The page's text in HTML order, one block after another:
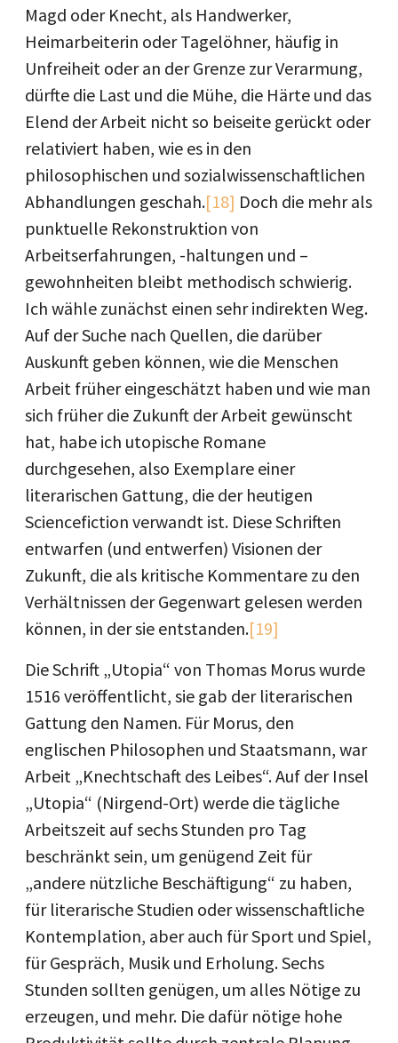
Magd oder Knecht, als Handwerker,
Heimarbeiterin oder Tagelöhner, häufig in
Unfreiheit oder an der Grenze zur Verarmung,
dürfte die Last und die Mühe, die Härte und das
Elend der Arbeit nicht so beiseite gerückt oder
relativiert haben, wie es in den
philosophischen und sozialwissenschaftlichen
Abhandlungen geschah.[18] Doch die mehr als
punktuelle Rekonstruktion von
Arbeitserfahrungen, -haltungen und –
gewohnheiten bleibt methodisch schwierig.
Ich wähle zunächst einen sehr indirekten Weg.
Auf der Suche nach Quellen, die darüber
Auskunft geben können, wie die Menschen
Arbeit früher eingeschätzt haben und wie man
sich früher die Zukunft der Arbeit gewünscht
hat, habe ich utopische Romane
durchgesehen, also Exemplare einer
literarischen Gattung, die der heutigen
Science­fiction verwandt ist. Diese Schriften
entwarfen (und entwerfen) Visionen der
Zukunft, die als kritische Kommentare zu den
Verhältnissen der Gegenwart gelesen werden
können, in der sie entstanden.[19]
Die Schrift „Utopia“ von Thomas Morus wurde
1516 veröffentlicht, sie gab der literarischen
Gattung den Namen. Für Morus, den
englischen Philosophen und Staatsmann, war
Arbeit „Knechtschaft des Leibes“. Auf der Insel
„Utopia“ (Nirgend-Ort) werde die tägliche
Arbeits­zeit auf sechs Stunden pro Tag
beschränkt sein, um genügend Zeit für
„andere nützliche Beschäftigung“ zu haben,
für literarische Studien oder wissenschaftliche
Kontemplation, aber auch für Sport und Spiel,
für Gespräch, Musik und Erholung. Sechs
Stunden sollten genügen, um alles Nötige zu
erzeugen, und mehr. Die dafür nötige hohe